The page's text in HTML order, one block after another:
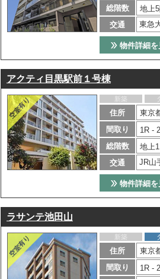
総階数
地上
交通
東急
物件詳細を
アクティ目黒駅前１号棟
新築
住所
東京
間取り
1R -
総階数
地上
交通
JR山
物件詳細を
ラサンテ池田山
新築
住所
東京
間取り
1R -